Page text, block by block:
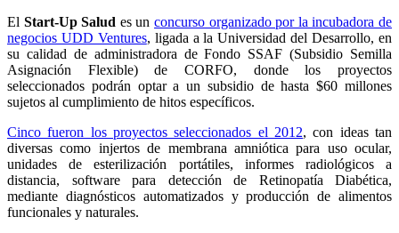
El Start-Up Salud es unconcurso organizado por la incubadora de
negocios UDD Ventures, ligada a la Universidad del Desarrollo, en
su calidad de administradora de Fondo SSAF (Subsidio Semilla
Asignación Flexible) de CORFO, donde los proyectos
seleccionados podrán optar a un subsidio de hasta $60 millones
sujetos al cumplimiento de hitos específicos.
Cinco fueron los proyectos seleccionados el 2012, con ideas tan
diversas como injertos de membrana amniótica para uso ocular,
unidades de esterilización portátiles, informes radiológicos a
distancia, software para detección de Retinopatía Diabética,
mediante diagnósticos automatizados y producción de alimentos
funcionales y naturales.